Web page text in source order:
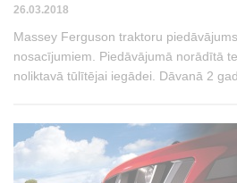
26.03.2018
Massey Ferguson traktoru
nosacījumiem. Piedāvājumā norādītā
noliktavā tūlītējai iegādei. Dāvanā 2